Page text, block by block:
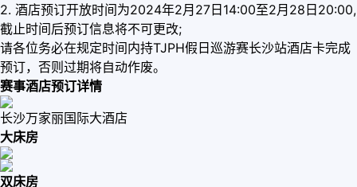
2. 酒店预订开放时间为2024年2月27日14:00至2月28日20:00,
截止时间后预订信息将不可更改;
请各位务必在规定时间内持TJPH假日巡游赛长沙站酒店卡完成
预订，否则过期将自动作废。
赛事酒店预订详情
长沙万家丽国际大酒店
大床房
双床房